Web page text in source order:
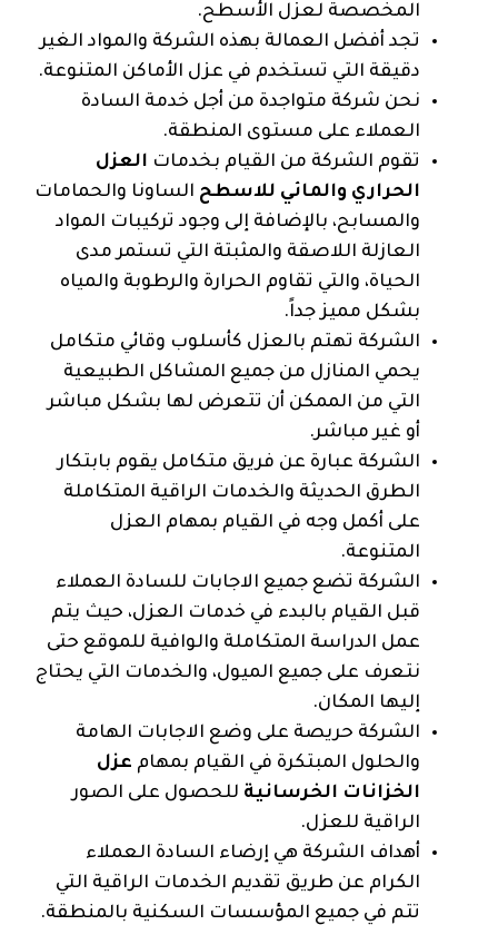
المخصصة لعزل الأسطح.
تجد أفضل العمالة بهذه الشركة والمواد الغير
دقيقة التي تستخدم في عزل الأماكن المتنوعة.
نحن شركة متواجدة من أجل خدمة السادة
العملاء على مستوى المنطقة.
تقوم الشركة من القيام بخدمات العزل
الحراري والمائي للاسطح الساونا والحمامات
والمسابح، بالإضافة إلى وجود تركيبات المواد
العازلة اللاصقة والمثبتة التي تستمر مدى
الحياة، والتي تقاوم الحرارة والرطوبة والمياه
بشكل مميز جداً.
الشركة تهتم بالعزل كأسلوب وقائي متكامل
يحمي المنازل من جميع المشاكل الطبيعية
التي من الممكن أن تتعرض لها بشكل مباشر
أو غير مباشر.
الشركة عبارة عن فريق متكامل يقوم بابتكار
الطرق الحديثة والخدمات الراقية المتكاملة
على أكمل وجه في القيام بمهام العزل
المتنوعة.
الشركة تضع جميع الاجابات للسادة العملاء
قبل القيام بالبدء في خدمات العزل، حيث يتم
عمل الدراسة المتكاملة والوافية للموقع حتى
نتعرف على جميع الميول، والخدمات التي يحتاج
إليها المكان.
الشركة حريصة على وضع الاجابات الهامة
والحلول المبتكرة في القيام بمهام عزل
الخزانات الخرسانية للحصول على الصور
الراقية للعزل.
أهداف الشركة هي إرضاء السادة العملاء
الكرام عن طريق تقديم الخدمات الراقية التي
تتم في جميع المؤسسات السكنية بالمنطقة.